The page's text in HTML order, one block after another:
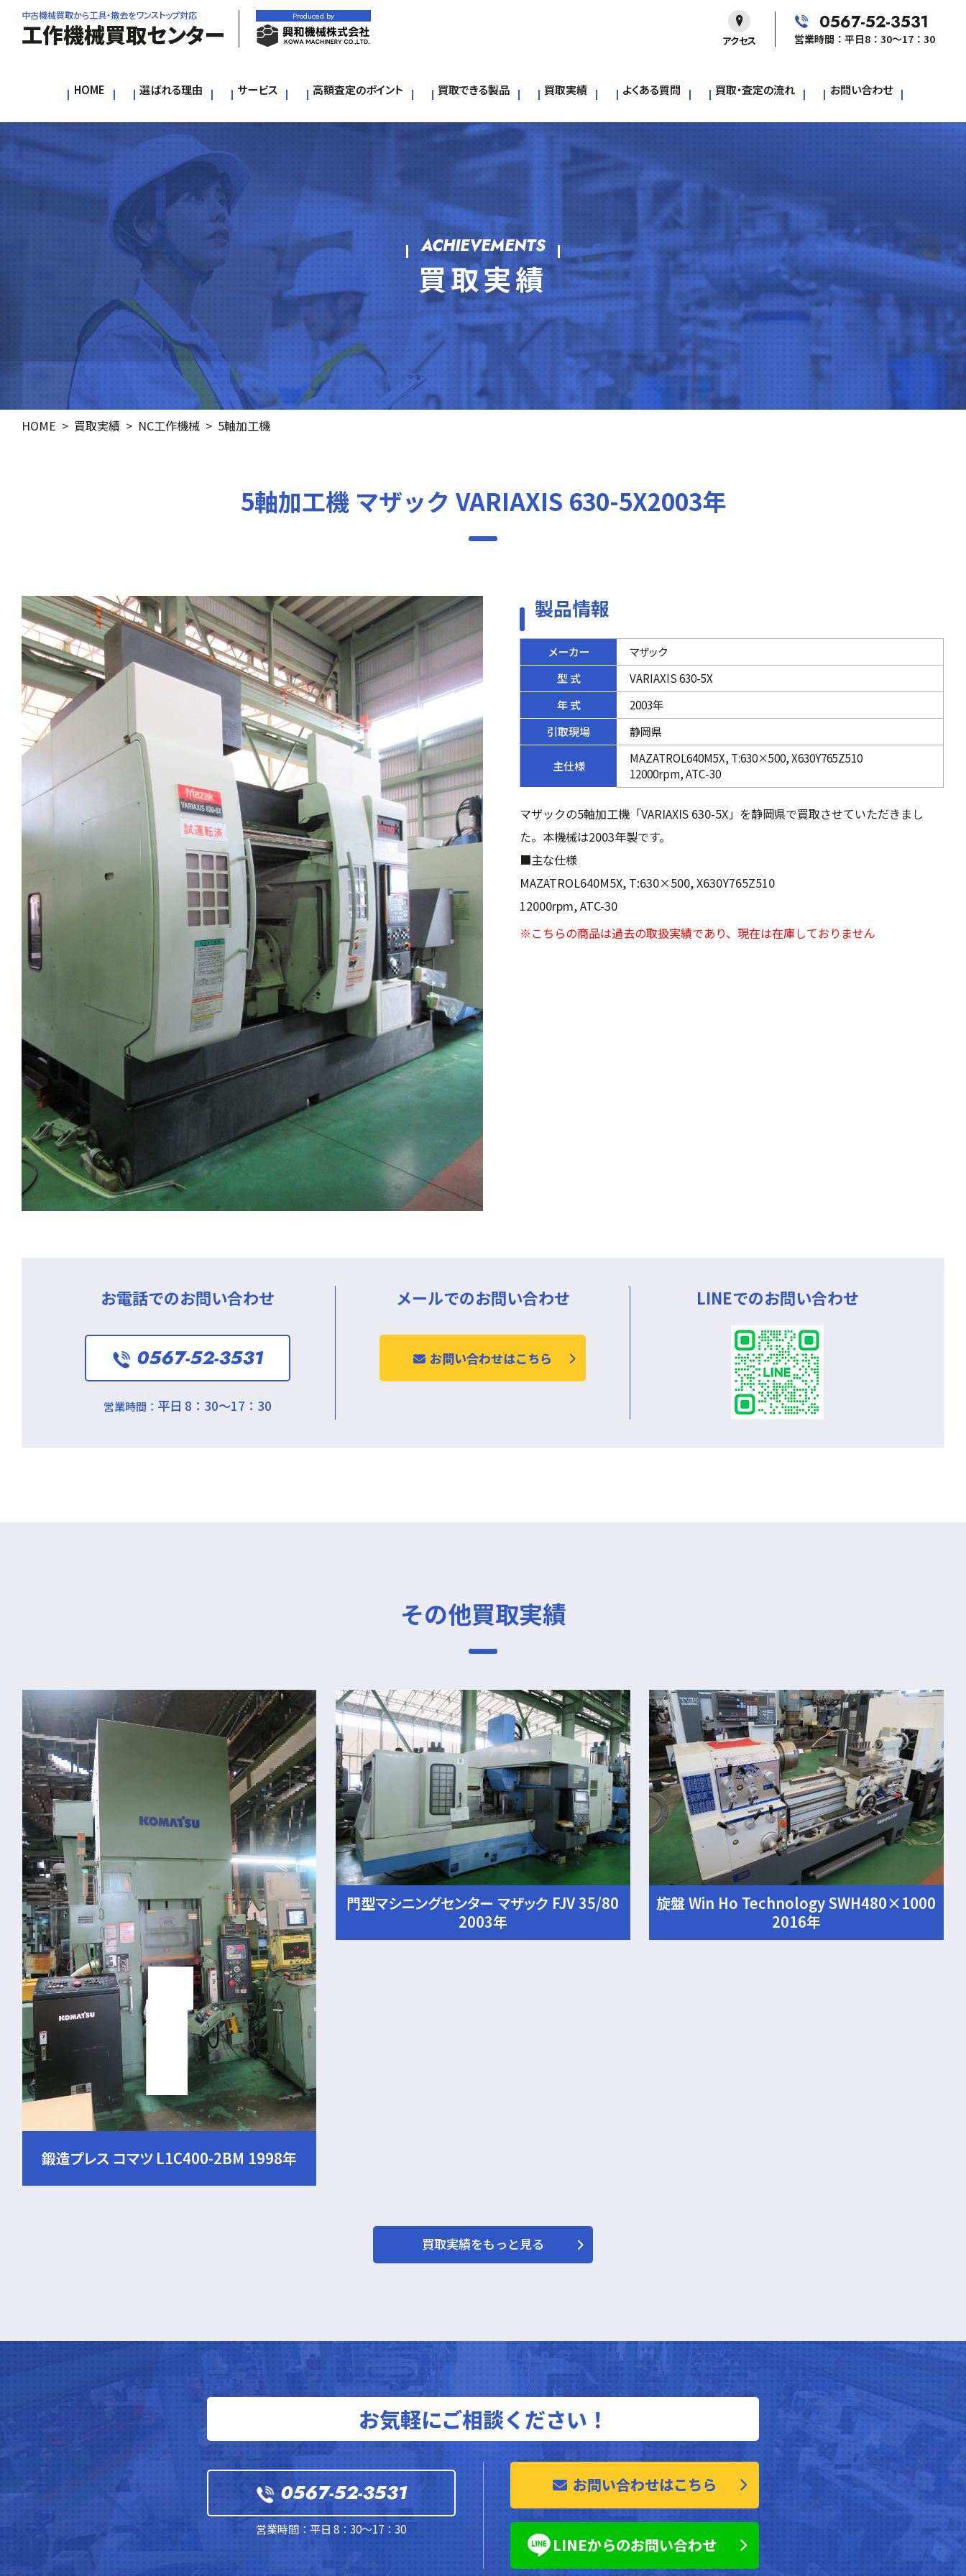
中古機械買取から工具・撤去をワンストップ対応
工作機械買取センター
Produced by
アクセス
0567-52-3531
営業時間：平日8：30～17：30
HOME 選ばれる理由 サービス 高額査定のポイント 買取できる製品 買取実績 よくある質問 買取・査定の流れ お問い合わせ
ACHIEVEMENTS
買取実績
HOME 買取実績 NC工作機械 5軸加工機
5軸加工機 マザック VARIAXIS 630-5X2003年
製品情報
メーカー
マザック
型 式
VARIAXIS 630-5X
年 式
2003年
引取現場
静岡県
主仕様
MAZATROL640M5X, T:630×500, X630Y765Z510
12000rpm, ATC-30
マザックの5軸加工機「VARIAXIS 630-5X」を静岡県で買取させていただきまし
た。本機械は2003年製です。
■主な仕様
MAZATROL640M5X, T:630×500, X630Y765Z510
12000rpm, ATC-30
※こちらの商品は過去の取扱実績であり、現在は在庫しておりません
お電話でのお問い合わせ
0567-52-3531
営業時間： 平日 8：30～17：30
メールでのお問い合わせ
お問い合わせはこちら
LINEでのお問い合わせ
その他買取実績
鍛造プレス コマツ L1C400-2BM 1998年
門型マシニングセンター マザック FJV 35/80
2003年
旋盤 Win Ho Technology SWH480×1000
2016年
買取実績をもっと見る
お気軽にご相談ください！
0567-52-3531
営業時間：平日 8：30～17：30
お問い合わせはこちら
LINEからのお問い合わせ